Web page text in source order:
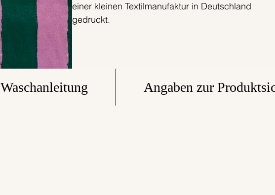
einer kleinen Textilmanufaktur in Deutschland
gedruckt.
Waschanleitung Angaben zur